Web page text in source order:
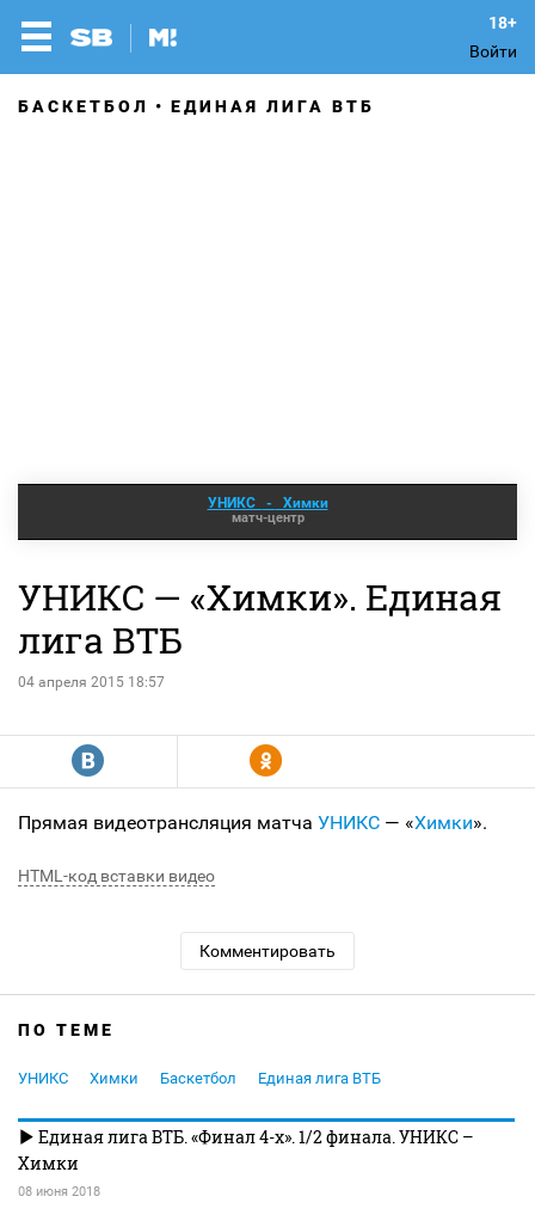
Войти
БАСКЕТБОЛ ЕДИНАЯ ЛИГА ВТБ
УНИКС - Химки
матч-центр
УНИКС — «Химки». Единая
лига ВТБ
04 апреля 2015 18:57
R Y
Прямая видеотрансляция матча УНИКС — «Химки».
HTML-код вставки видео
Комментировать
ПО ТЕМЕ
УНИКС Химки Баскетбол Единая лига ВТБ
Единая лига ВТБ. «Финал 4-х». 1/2 финала. УНИКС –
Химки
08 июня 2018